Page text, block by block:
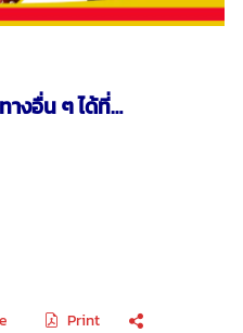
างอื่น ๆ ได้ที่…
Print